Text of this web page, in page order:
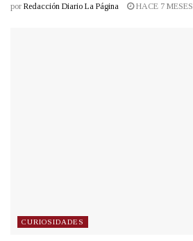
por Redacción Diario La Página HACE 7 MESES
CURIOSIDADES